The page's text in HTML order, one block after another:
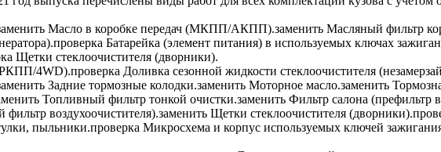
Масло в коробке передач (МКПП/АКПП).заменить Масляный фильтр
проверка Батарейка (элемент питания) в используемых ключах
Щетки стеклоочистителя (дворники).
4WD).проверка Доливка сезонной жидкости стеклоочистителя
Задние тормозные колодки.заменить Моторное масло.заменить
Топливный фильтр тонкой очистки.заменить Фильтр салона (префильтр
воздухоочистителя).заменить Щетки стеклоочистителя (дворники).
пыльники.проверка Микросхема и корпус используемых ключей